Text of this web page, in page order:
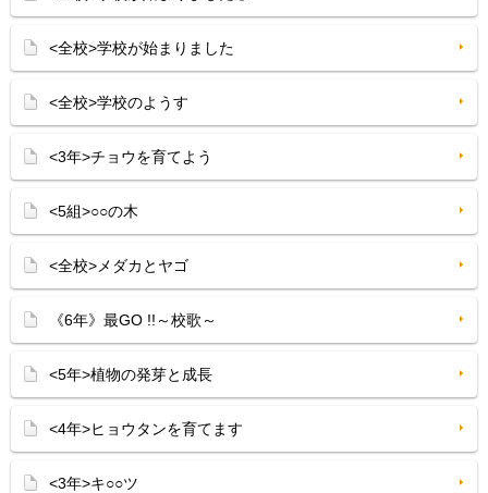
<全校>学校が始まりました
<全校>学校のようす
<3年>チョウを育てよう
<5組>○○の木
<全校>メダカとヤゴ
《6年》最GO !!～校歌～
<5年>植物の発芽と成長
<4年>ヒョウタンを育てます
<3年>キ○○ツ